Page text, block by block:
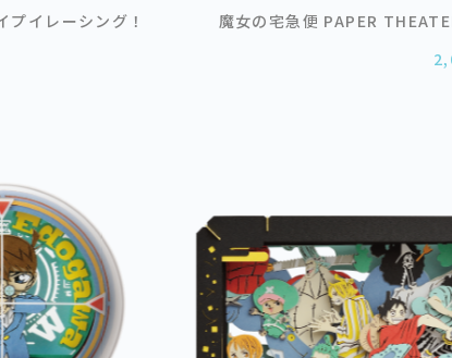
イレーシング！
魔女の宅急便 PAPER